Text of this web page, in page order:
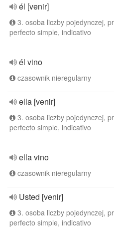
él [venir]
3. osoba liczby pojedynczej,
perfecto simple, indicativo
él vino
czasownik nieregularny
ella [venir]
3. osoba liczby pojedynczej,
perfecto simple, indicativo
ella vino
czasownik nieregularny
Usted [venir]
3. osoba liczby pojedynczej,
perfecto simple, indicativo